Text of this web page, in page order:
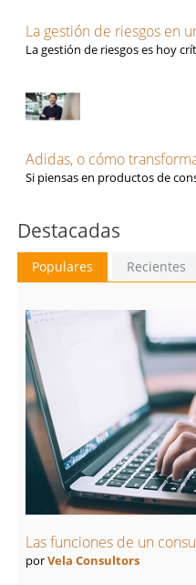
La gestión de riesgos en
La gestión de riesgos es hoy
Adidas, o cómo
Si piensas en productos de
Destacadas
Populares Recientes
Las funciones de un
porVela Consultors